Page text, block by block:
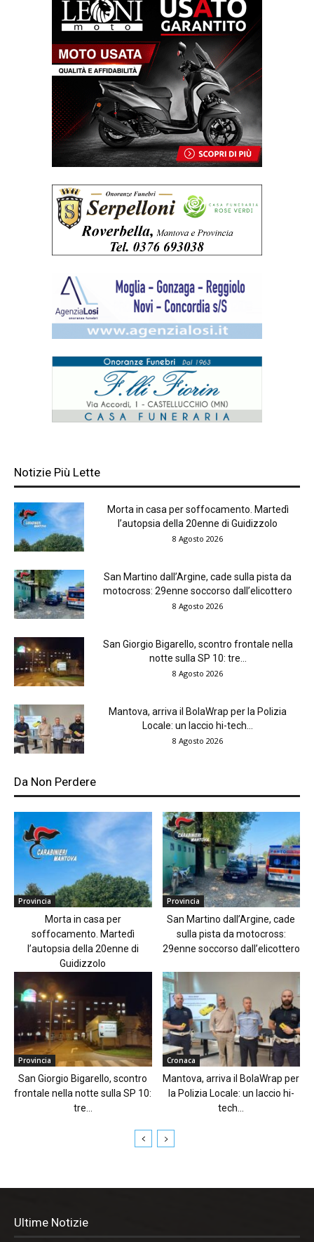
Notizie Più Lette
Morta in casa per soffocamento. Martedì
l’autopsia della 20enne di Guidizzolo
8 Agosto 2026
San Martino dall’Argine, cade sulla pista da
motocross: 29enne soccorso dall’elicottero
8 Agosto 2026
San Giorgio Bigarello, scontro frontale nella
notte sulla SP 10: tre...
8 Agosto 2026
Mantova, arriva il BolaWrap per la Polizia
Locale: un laccio hi-tech...
8 Agosto 2026
Da Non Perdere
Provincia
Morta in casa per
soffocamento. Martedì
l’autopsia della 20enne di
Guidizzolo
Provincia
San Martino dall’Argine, cade
sulla pista da motocross:
29enne soccorso dall’elicottero
Provincia
San Giorgio Bigarello, scontro
frontale nella notte sulla SP 10:
tre...
Cronaca
Mantova, arriva il BolaWrap per
la Polizia Locale: un laccio hi-
tech...
Ultime Notizie